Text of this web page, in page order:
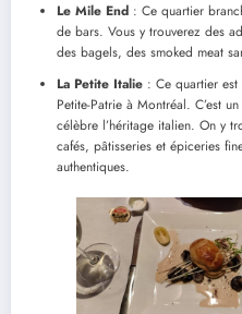
Le Mile End : Ce quartier
de bars. Vous y trouverez des
des bagels, des smoked meat
La Petite Italie : Ce quartier est
Petite-Patrie à Montréal. C’est
célèbre l’héritage italien. On y
cafés, pâtisseries et épiceries
authentiques.